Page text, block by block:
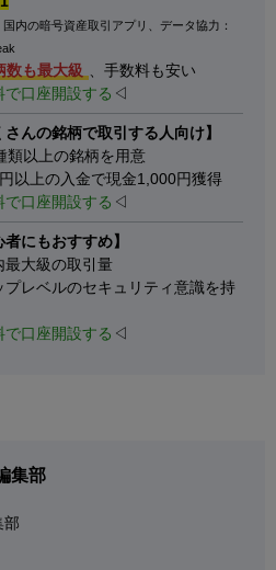
内の暗号資産取引アプリ、データ協力：
数も最大級
、手数料も安い
で口座開設する ◁
さんの銘柄で取引する人向け】
以上の銘柄を用意
以上の入金で現金1,000円獲得
で口座開設する ◁
者にもおすすめ】
大級の取引量
レベルのセキュリティ意識を持
で口座開設する ◁
集部
部